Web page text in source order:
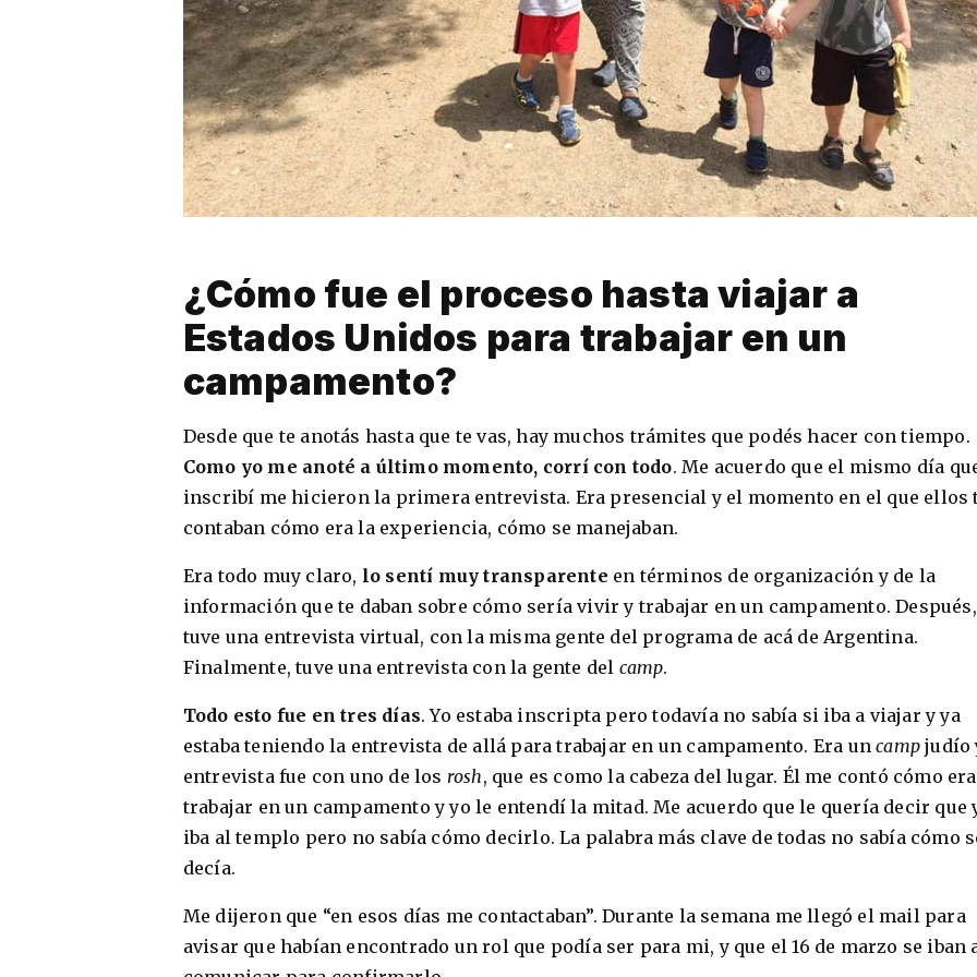
¿Cómo fue el proceso hasta viajar a
Estados Unidos para trabajar en un
campamento?
Desde que te anotás hasta que te vas, hay muchos trámites que podés hacer con tiempo.
Como yo me anoté a último momento, corrí con todo. Me acuerdo que el mismo día
inscribí me hicieron la primera entrevista. Era presencial y el momento en el que ellos
contaban cómo era la experiencia, cómo se manejaban.
Era todo muy claro, lo sentí muy transparente en términos de organización y de la
información que te daban sobre cómo sería vivir y trabajar en un campamento. Después,
tuve una entrevista virtual, con la misma gente del programa de acá de Argentina.
Finalmente, tuve una entrevista con la gente del camp.
Todo esto fue en tres días. Yo estaba inscripta pero todavía no sabía si iba a viajar y ya
estaba teniendo la entrevista de allá para trabajar en un campamento. Era uncampjudío
entrevista fue con uno de los rosh, que es como la cabeza del lugar. Él me contó cómo era
trabajar en un campamento y yo le entendí la mitad. Me acuerdo que le quería decir que
iba al templo pero no sabía cómo decirlo. La palabra más clave de todas no sabía cómo
decía.
Me dijeron que “en esos días me contactaban”. Durante la semana me llegó el mail para
avisar que habían encontrado un rol que podía ser para mi, y que el 16 de marzo se iban